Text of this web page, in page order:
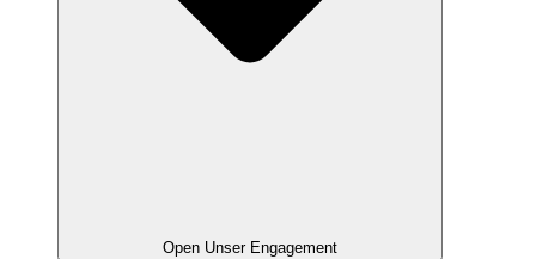
Open Unser Engagement